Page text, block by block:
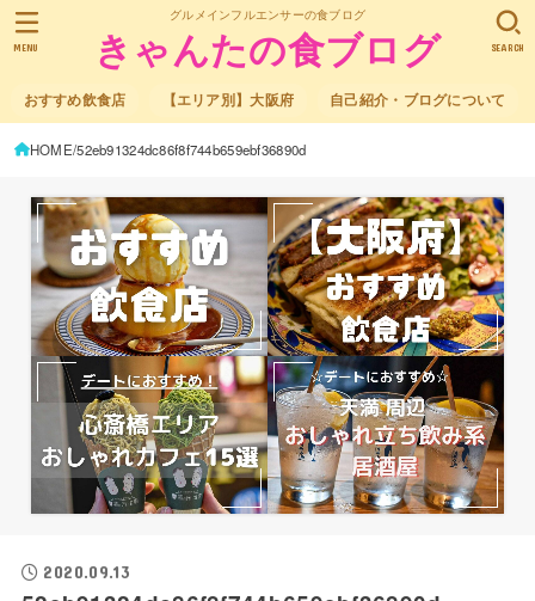
グルメインフルエンサーの食ブログ
きゃんたの食ブログ
おすすめ飲食店 【エリア別】大阪府 自己紹介・ブログについて
SEARCH
MENU
HOME 52eb91324dc86f8f744b659ebf36890d
2020.09.13